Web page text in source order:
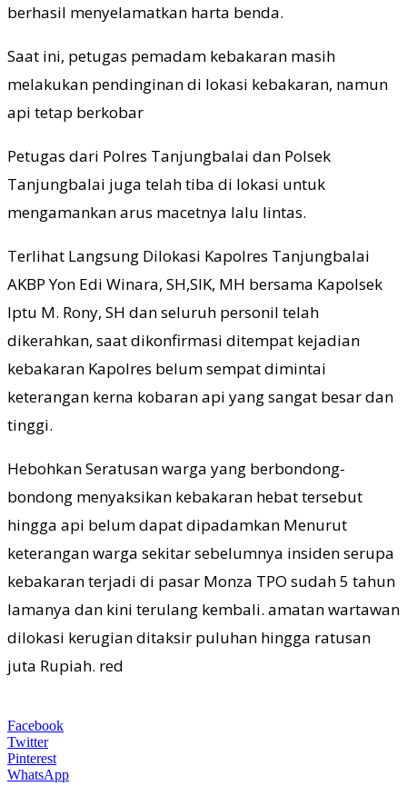
berhasil menyelamatkan harta benda.
Saat ini, petugas pemadam kebakaran masih
melakukan pendinginan di lokasi kebakaran, namun
api tetap berkobar
Petugas dari Polres Tanjungbalai dan Polsek
Tanjungbalai juga telah tiba di lokasi untuk
mengamankan arus macetnya lalu lintas.
Terlihat Langsung Dilokasi Kapolres Tanjungbalai
AKBP Yon Edi Winara, SH,SIK, MH bersama Kapolsek
Iptu M. Rony, SH dan seluruh personil telah
dikerahkan, saat dikonfirmasi ditempat kejadian
kebakaran Kapolres belum sempat dimintai
keterangan kerna kobaran api yang sangat besar dan
tinggi.
Hebohkan Seratusan warga yang berbondong-
bondong menyaksikan kebakaran hebat tersebut
hingga api belum dapat dipadamkan Menurut
keterangan warga sekitar sebelumnya insiden serupa
kebakaran terjadi di pasar Monza TPO sudah 5 tahun
lamanya dan kini terulang kembali. amatan wartawan
dilokasi kerugian ditaksir puluhan hingga ratusan
juta Rupiah. red
Facebook
Twitter
Pinterest
WhatsApp